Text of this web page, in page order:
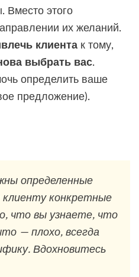
Вместо этого
их желаний.
клиента к тому,
выбрать вас.
определить ваше
предложение).
определенные
конкретные
что вы узнаете, что
— плохо, всегда
Вдохновитесь